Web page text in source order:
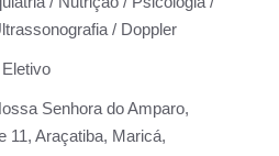
/ Doppler
Eletivo
Senhora do Amparo,
11, Araçatiba, Maricá,